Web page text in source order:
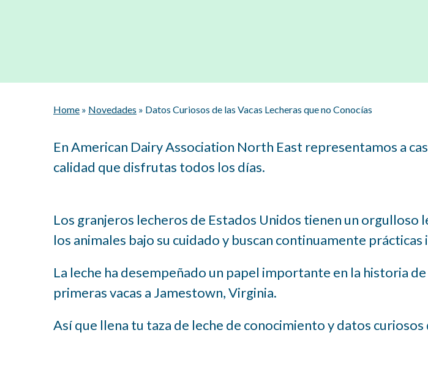
Preguntas Frecuentes
Home » Novedades » Datos Curiosos de las Vacas Lecheras que no Conocías
En American Dairy Association North East representamos a
calidad que disfrutas todos los días.
Los granjeros lecheros de Estados Unidos tienen un
los animales bajo su cuidado y buscan continuamente
La leche ha desempeñado un papel importante en la historia
primeras vacas a Jamestown, Virginia.
Así que llena tu taza de leche de conocimiento y datos